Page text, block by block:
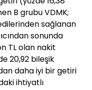
B grubu VDMK;
sağlanan
sonunda
TL olan nakit
20,92 bileşik
daha iyi bir getiri
ihtiyatlı